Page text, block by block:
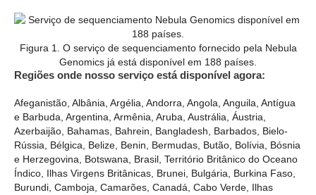
Figura 1. O serviço de sequenciamento fornecido pela Nebula
Genomics já está disponível em 188 países.
Regiões onde nosso serviço está disponível agora:
Afeganistão, Albânia, Argélia, Andorra, Angola, Anguila, Antígua
e Barbuda, Argentina, Armênia, Aruba, Austrália, Áustria,
Azerbaijão, Bahamas, Bahrein, Bangladesh, Barbados, Bielo-
Rússia, Bélgica, Belize, Benin, Bermudas, Butão, Bolívia, Bósnia
e Herzegovina, Botswana, Brasil, Território Britânico do Oceano
Índico, Ilhas Virgens Britânicas, Brunei, Bulgária, Burkina Faso,
Burundi, Camboja, Camarões, Canadá, Cabo Verde, Ilhas